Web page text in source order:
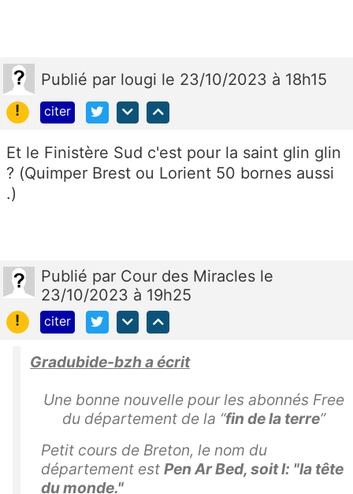
Publié par lougi le 23/10/2023 à 18h15
!
citer
Et le Finistère Sud c'est pour la saint glin glin
? (Quimper Brest ou Lorient 50 bornes aussi
.)
Publié par Cour des Miracles le
23/10/2023 à 19h25
!
citer
Gradubide-bzh a écrit
Une bonne nouvelle pour les abonnés Free
du département de la “fin de la terre”
Petit cours de Breton, le nom du
département est Pen Ar Bed, soit l: "la tête
du monde."